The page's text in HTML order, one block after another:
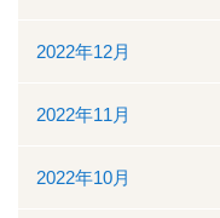
2022年12月
2022年11月
2022年10月